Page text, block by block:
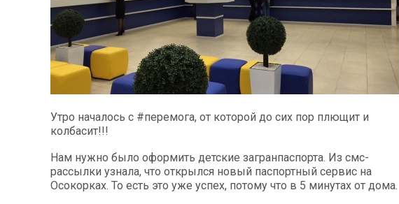
Утро началось с ‪#‎перемога‬, от которой до сих пор плющит и
колбасит!!!
Нам нужно было оформить детские загранпаспорта. Из смс-
рассылки узнала, что открылся новый паспортный сервис на
Осокорках. То есть это уже успех, потому что в 5 минутах от дома.